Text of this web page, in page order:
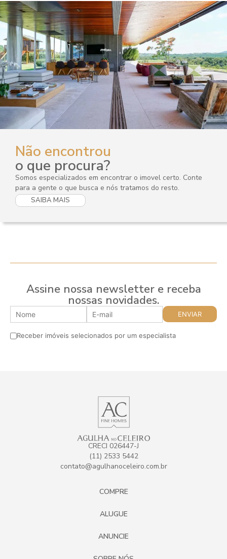
Não encontrou
o que procura?
Somos especializados em encontrar o imovel certo. Conte
para a gente o que busca e nós tratamos do resto.
SAIBA MAIS
Assine nossa newsletter e receba
nossas novidades.
Receber imóveis selecionados por um especialista
CRECI 026447-J
(11) 2533 5442
contato@agulhanoceleiro.com.br
COMPRE
ALUGUE
ANUNCIE